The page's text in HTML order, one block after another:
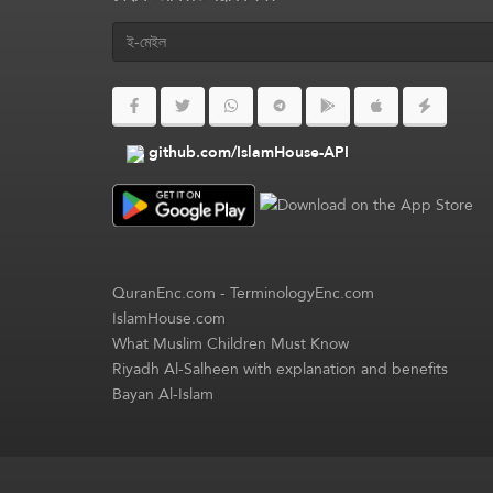
github.com/IslamHouse-API
QuranEnc.com-TerminologyEnc.com
IslamHouse.com
What Muslim Children Must Know
Riyadh Al-Salheen with explanation and benefits
Bayan Al-Islam